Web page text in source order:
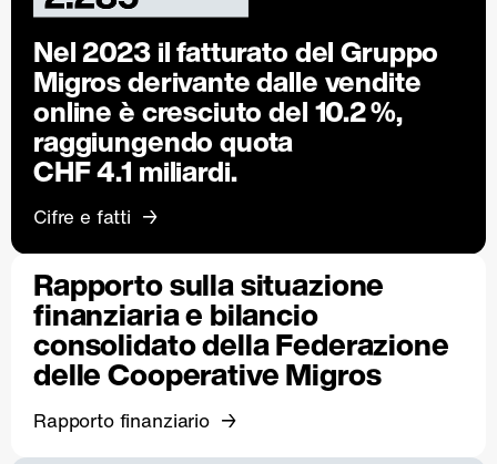
Nel 2023 il fatturato del Gruppo
Migros derivante dalle vendite
online è cresciuto del 10.2 %,
raggiungendo quota
CHF 4.1 miliardi.
Cifre e fatti
Rapporto sulla situazione
finanziaria e bilancio
consolidato della Federazione
delle Cooperative Migros
Rapporto finanziario